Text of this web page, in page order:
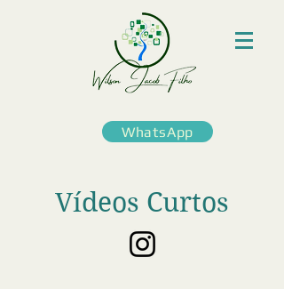
WhatsApp
Vídeos Curtos